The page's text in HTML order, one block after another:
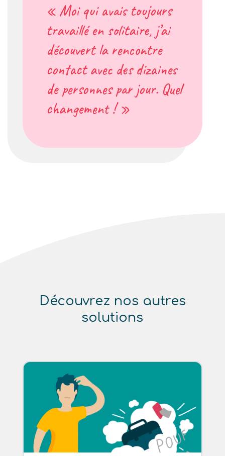
« Moi qui avais toujours
travaillé en solitaire, j’ai
découvert la rencontre
contact avec des dizaines
de personnes par jour. Quel
changement ! »
Découvrez nos autres
solutions